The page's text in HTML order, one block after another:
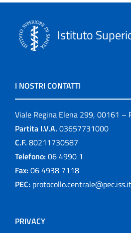
Istituto
I NOSTRI CONTATTI
Viale Regina Elena 299, 00161 –
Partita I.V.A. 03657731000
C.F. 80211730587
Telefono: 06 4990 1
Fax: 06 4938 7118
PEC: protocollo.centrale@pec.iss.it
PRIVACY